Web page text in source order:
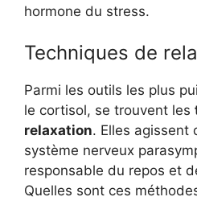
hormone du stress.
Techniques de
Parmi les outils les plus
le cortisol, se trouvent les
relaxation. Elles agissent
système nerveux
responsable du repos et
Quelles sont ces